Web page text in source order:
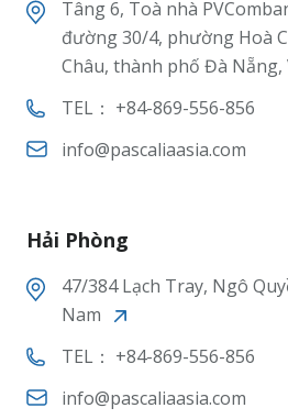
Tâng 6, Toà nhà
đường 30/4, phường Hoà
Châu, thành phố Đà Nẵng,
TEL： +84-869-556-856
info@pascaliaasia.com
Hải Phòng
47/384 Lạch Tray, Ngô
Nam
TEL： +84-869-556-856
info@pascaliaasia.com